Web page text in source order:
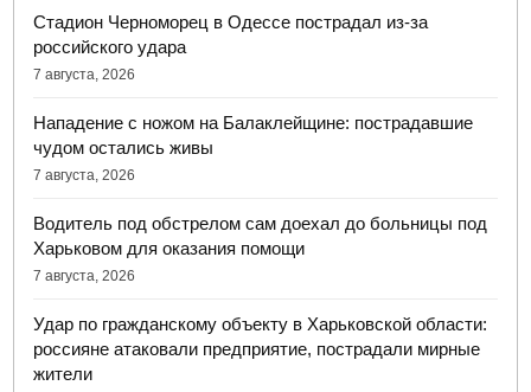
Стадион Черноморец в Одессе пострадал из-за
российского удара
7 августа, 2026
Нападение с ножом на Балаклейщине: пострадавшие
чудом остались живы
7 августа, 2026
Водитель под обстрелом сам доехал до больницы под
Харьковом для оказания помощи
7 августа, 2026
Удар по гражданскому объекту в Харьковской области:
россияне атаковали предприятие, пострадали мирные
жители